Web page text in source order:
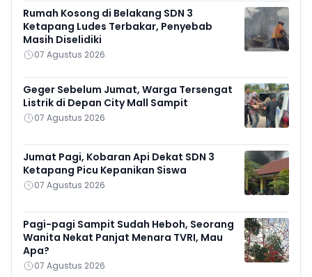
Rumah Kosong di Belakang SDN 3
Ketapang Ludes Terbakar, Penyebab
Masih Diselidiki
07 Agustus 2026
Geger Sebelum Jumat, Warga Tersengat
Listrik di Depan City Mall Sampit
07 Agustus 2026
Jumat Pagi, Kobaran Api Dekat SDN 3
Ketapang Picu Kepanikan Siswa
07 Agustus 2026
Pagi-pagi Sampit Sudah Heboh, Seorang
Wanita Nekat Panjat Menara TVRI, Mau
Apa?
07 Agustus 2026